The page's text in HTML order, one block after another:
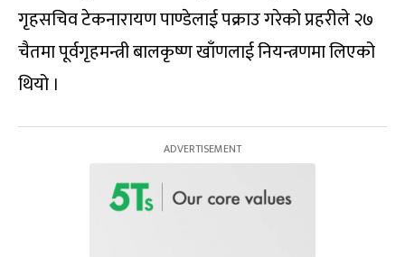
गृहसचिव टेकनारायण पाण्डेलाई पक्राउ गरेको प्रहरीले २७
चैतमा पूर्वगृहमन्त्री बालकृष्ण खाँणलाई नियन्त्रणमा लिएको
थियो ।